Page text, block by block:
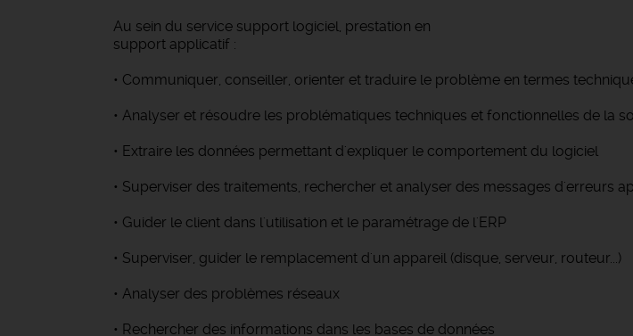
Au sein du service support logiciel, prestation en
support applicatif :
• Communiquer, conseiller, orienter et traduire le problème en termes
• Analyser et résoudre les problématiques techniques et fonctionnelles de la
• Extraire les données permettant d'expliquer le comportement du logiciel
• Superviser des traitements, rechercher et analyser des messages d'erreurs
• Guider le client dans l'utilisation et le paramétrage de l'ERP
• Superviser, guider le remplacement d'un appareil (disque, serveur, routeur...)
• Analyser des problèmes réseaux
• Rechercher des informations dans les bases de données